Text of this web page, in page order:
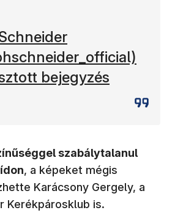
nyílik meg)
bejegyzés
szabálytalanul
, a képeket mégis
Karácsony Gergely, a
Kerékpárosklub is.